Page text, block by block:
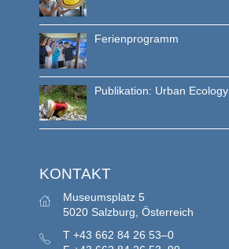
Ferienprogramm
Publikation: Urban Ecology
KONTAKT
Museumsplatz 5
5020 Salzburg, Österreich
T +43 662 84 26 53–0